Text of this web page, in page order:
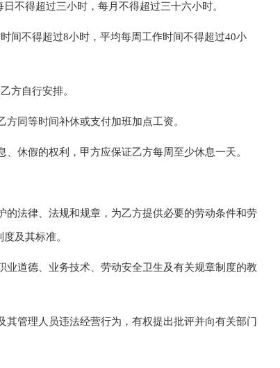
不得超过三小时，每月不得超过三十六小时。
不得超过8小时，平均每周工作时间不得超过40小
方自行安排。
同等时间补休或支付加班加点工资。
假的权利，甲方应保证乙方每周至少休息一天。
法律、法规和规章，为乙方提供必要的劳动条件和劳
及其标准。
道德、业务技术、劳动安全卫生及有关规章制度的教
管理人员违法经营行为，有权提出批评并向有关部门